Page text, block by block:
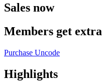
Sales now
Members get extra
Purchase Uncode
Highlights